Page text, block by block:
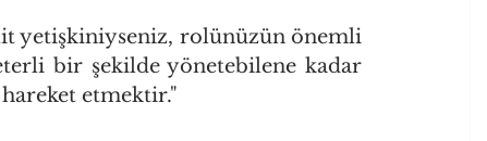
yetişkiniyseniz, rolünüzün önemli
bir şekilde yönetebilene kadar
etmektir."